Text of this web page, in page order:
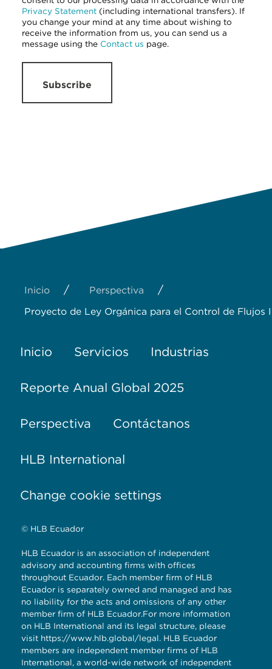
Privacy Statement (including international transfers). If
you change your mind at any time about wishing to
receive the information from us, you can send us a
message using the Contact us page.
Subscribe
Inicio / Perspectiva /
Proyecto de Ley Orgánica para el Control de Flujos
Inicio Servicios Industrias
Reporte Anual Global 2025
Perspectiva Contáctanos
HLB International
Change cookie settings
© HLB Ecuador
HLB Ecuador is an association of independent
advisory and accounting firms with offices
throughout Ecuador. Each member firm of HLB
Ecuador is separately owned and managed and has
no liability for the acts and omissions of any other
member firm of HLB Ecuador.For more information
on HLB International and its legal structure, please
visit https://www.hlb.global/legal. HLB Ecuador
members are independent member firms of HLB
International, a world-wide network of independent